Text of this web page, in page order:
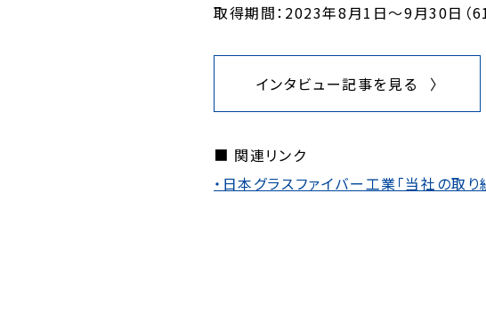
取得期間：2023年8月1日～9月30日（
インタビュー記事を見る
■ 関連リンク
・日本グラスファイバー工業「当社の取り